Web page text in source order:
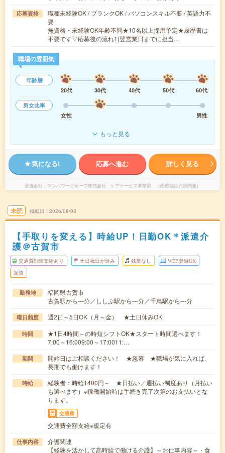
応募資格
職種未経験OK / ブランクOK / パソコンスキル不要 / 英語力不
要
無資格・未経験OK年齢不問★10名以上採用予定★履歴書は
不要です▽応募後の流れ1)翌営業日までに担当…
職場の雰囲気
年齢層
20代
30代 40代 50代
60代
男女比率
女性
男性
もっと見る
気になる! 応募へ進む 詳しく見る
派遣会社 マンパワーグループ株式会社 ケアサービス事業部 （医療福祉介護関連）
未読 掲載日 2026/08/03
【手取りを変える】時給UP！日勤OK＊派遣介
護＠古賀市
交通費別途支給あり 土日祝日が休み 残業なし WEB登録OK
派遣
勤務地
福岡県古賀市
古賀駅から---分／ししぶ駅から---分／千鳥駅から---分
曜日頻度 週2日～5日OK（月～金） ★土日休みOK
時間
★1日4時間～の時短シフトOK★スタート時間選べます！
7:00～16:009:00～17:0011:…
期間
開始日はご相談ください！ ★急募 ★職場が気に入れば、
長期でも働けます！
時給
経験者：時給1400円～ ★日払い／週払い制度あり（月払い
も選べます）※稼働開始時は手続き完了次第のお支払いとな
ります。
交通費
交通費全額支給※規定有
仕事内容
介護関連
【経験を活かして高時給で働ける介護】～お仕事内容～・食